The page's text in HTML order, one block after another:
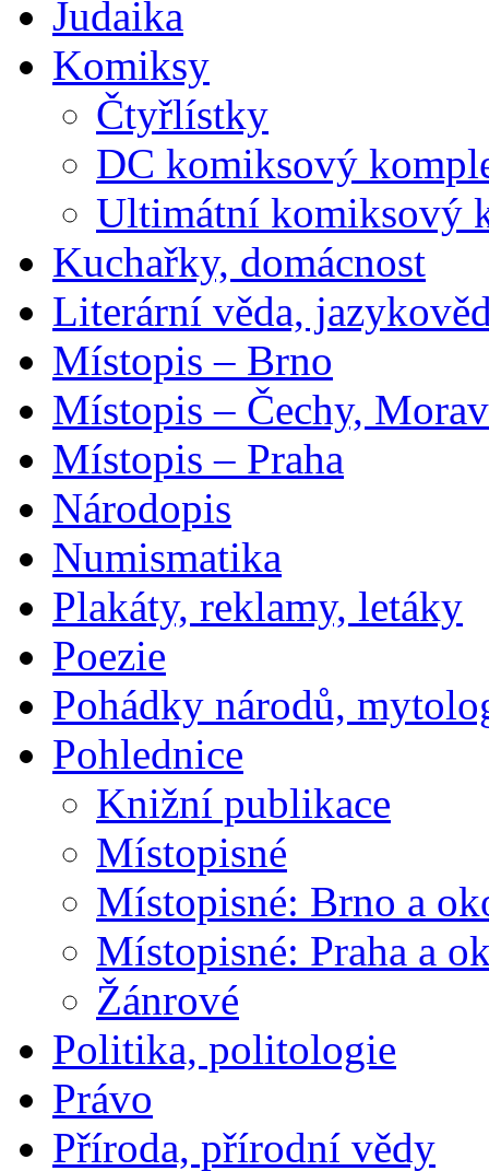
Judaika
Komiksy
Čtyřlístky
DC komiksový
Ultimátní komiksový
Kuchařky, domácnost
Literární věda,
Místopis – Brno
Místopis – Čechy,
Místopis – Praha
Národopis
Numismatika
Plakáty, reklamy, letáky
Poezie
Pohádky národů,
Pohlednice
Knižní publikace
Místopisné
Místopisné: Brno a
Místopisné: Praha a
Žánrové
Politika, politologie
Právo
Příroda, přírodní vědy